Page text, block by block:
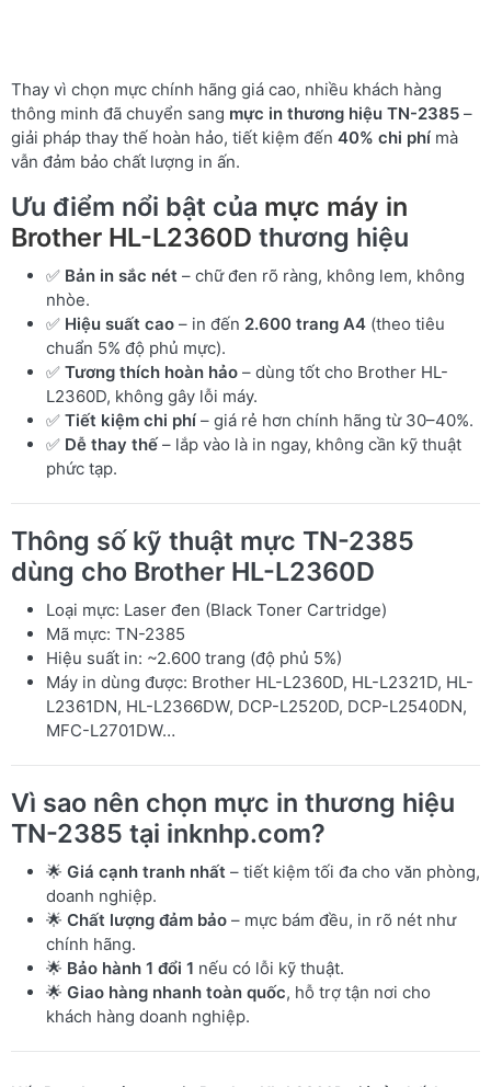
Thay vì chọn mực chính hãng giá cao, nhiều khách hàng
thông minh đã chuyển sang mực in thương hiệu TN-2385 –
giải pháp thay thế hoàn hảo, tiết kiệm đến 40% chi phí mà
vẫn đảm bảo chất lượng in ấn.
Ưu điểm nổi bật của mực máy in
Brother HL-L2360D thương hiệu
✅ Bản in sắc nét – chữ đen rõ ràng, không lem, không
nhòe.
✅ Hiệu suất cao – in đến 2.600 trang A4 (theo tiêu
chuẩn 5% độ phủ mực).
✅ Tương thích hoàn hảo – dùng tốt cho Brother HL-
L2360D, không gây lỗi máy.
✅ Tiết kiệm chi phí – giá rẻ hơn chính hãng từ 30–40%.
✅ Dễ thay thế – lắp vào là in ngay, không cần kỹ thuật
phức tạp.
Thông số kỹ thuật mực TN-2385
dùng cho Brother HL-L2360D
Loại mực: Laser đen (Black Toner Cartridge)
Mã mực: TN-2385
Hiệu suất in: ~2.600 trang (độ phủ 5%)
Máy in dùng được: Brother HL-L2360D, HL-L2321D, HL-
L2361DN, HL-L2366DW, DCP-L2520D, DCP-L2540DN,
MFC-L2701DW…
Vì sao nên chọn mực in thương hiệu
TN-2385 tại inknhp.com?
🌟 Giá cạnh tranh nhất – tiết kiệm tối đa cho văn phòng,
doanh nghiệp.
🌟 Chất lượng đảm bảo – mực bám đều, in rõ nét như
chính hãng.
🌟 Bảo hành 1 đổi 1 nếu có lỗi kỹ thuật.
🌟 Giao hàng nhanh toàn quốc, hỗ trợ tận nơi cho
khách hàng doanh nghiệp.